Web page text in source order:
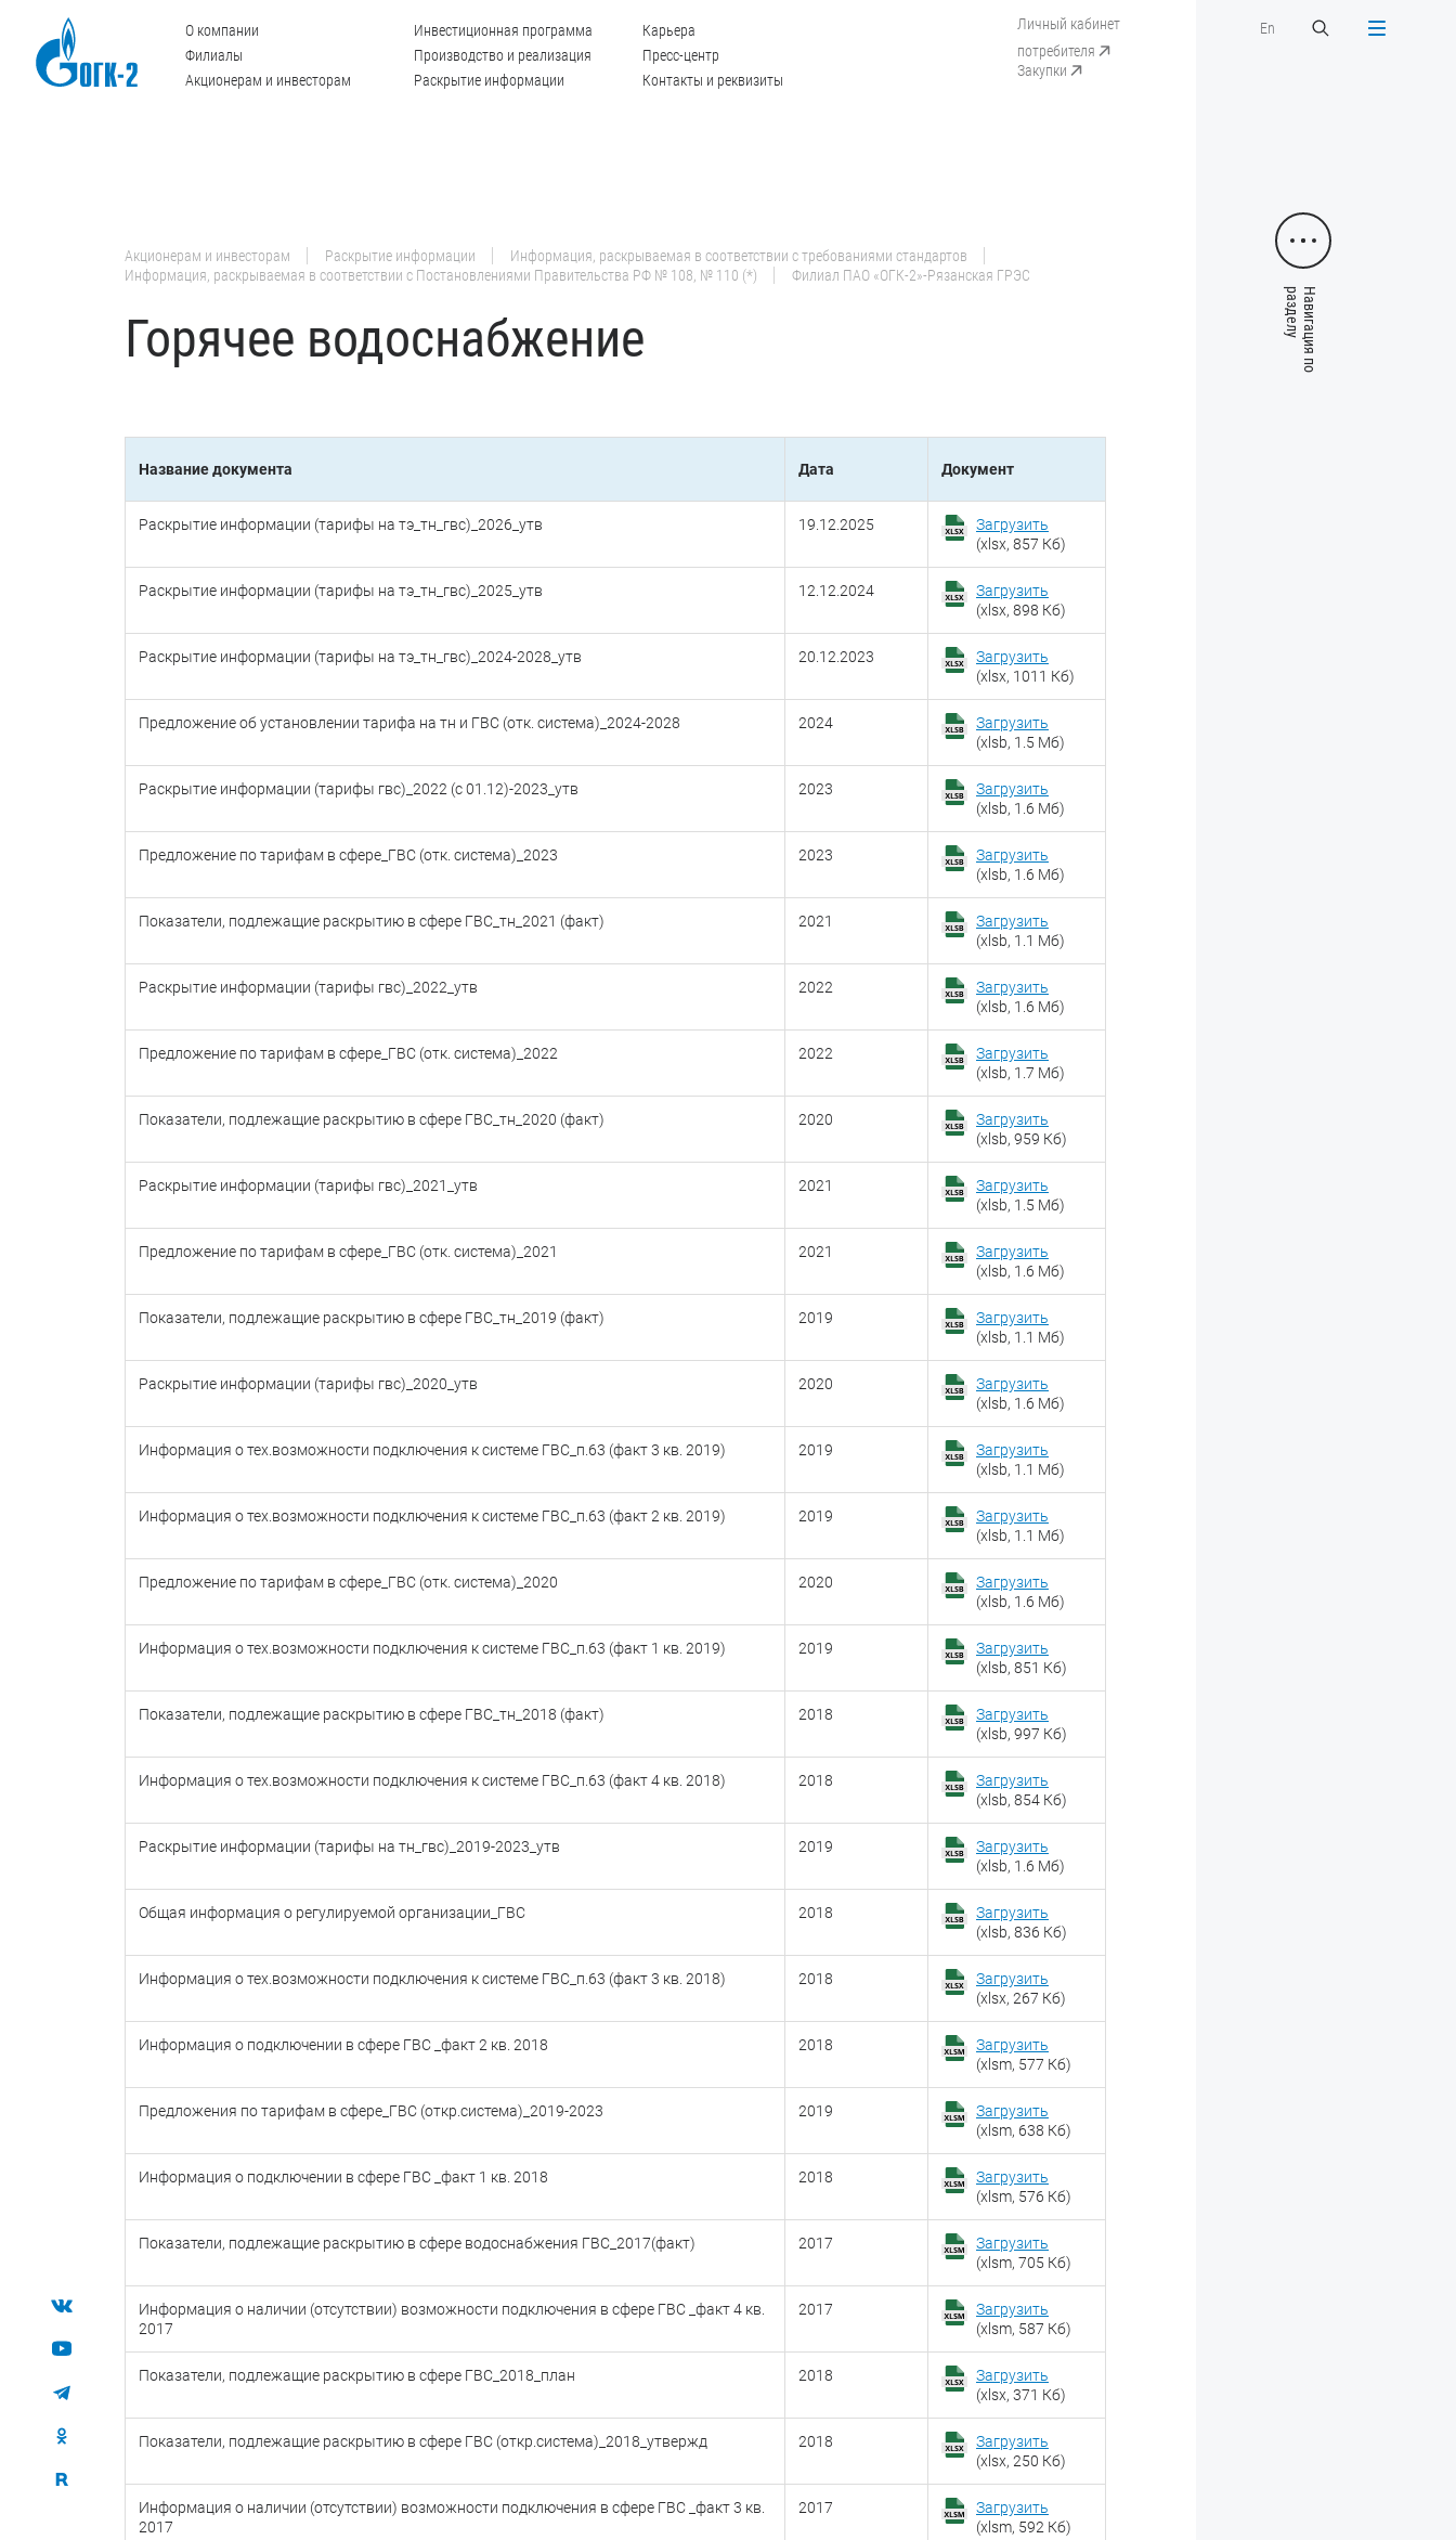
О компании
Филиалы
Акционерам и инвесторам
Инвестиционная программа
Производство и реализация
Раскрытие информации
Карьера
Пресс-центр
Контакты и реквизиты
Личный кабинет
потребителя
Закупки
En
Акционерам и инвесторам Раскрытие информации
Информация, раскрываемая в соответствии с требованиями стандартов
Информация, раскрываемая в соответствии с Постановлениями Правительства РФ № 108, № 110 (*)
Филиал ПАО «ОГК-2»-Рязанская ГРЭС
Горячее водоснабжение
Название документа Дата Документ
Раскрытие информации (тарифы на тэ_тн_гвс)_2026_утв 19.12.2025
Загрузить
(xlsx, 857 Кб)
Раскрытие информации (тарифы на тэ_тн_гвс)_2025_утв 12.12.2024
Загрузить
(xlsx, 898 Кб)
Раскрытие информации (тарифы на тэ_тн_гвс)_2024-2028_утв 20.12.2023
Загрузить
(xlsx, 1011 Кб)
Предложение об установлении тарифа на тн и ГВС (отк. система)_2024-2028 2024
Загрузить
(xlsb, 1.5 Мб)
Раскрытие информации (тарифы гвс)_2022 (с 01.12)-2023_утв 2023
Загрузить
(xlsb, 1.6 Мб)
Предложение по тарифам в сфере_ГВС (отк. система)_2023 2023
Загрузить
(xlsb, 1.6 Мб)
Показатели, подлежащие раскрытию в сфере ГВС_тн_2021 (факт) 2021
Загрузить
(xlsb, 1.1 Мб)
Раскрытие информации (тарифы гвс)_2022_утв 2022
Загрузить
(xlsb, 1.6 Мб)
Предложение по тарифам в сфере_ГВС (отк. система)_2022 2022
Загрузить
(xlsb, 1.7 Мб)
Показатели, подлежащие раскрытию в сфере ГВС_тн_2020 (факт) 2020
Загрузить
(xlsb, 959 Кб)
Раскрытие информации (тарифы гвс)_2021_утв 2021
Загрузить
(xlsb, 1.5 Мб)
Предложение по тарифам в сфере_ГВС (отк. система)_2021 2021
Загрузить
(xlsb, 1.6 Мб)
Показатели, подлежащие раскрытию в сфере ГВС_тн_2019 (факт) 2019
Загрузить
(xlsb, 1.1 Мб)
Раскрытие информации (тарифы гвс)_2020_утв 2020
Загрузить
(xlsb, 1.6 Мб)
Информация о тех.возможности подключения к системе ГВС_п.63 (факт 3 кв. 2019) 2019
Загрузить
(xlsb, 1.1 Мб)
Информация о тех.возможности подключения к системе ГВС_п.63 (факт 2 кв. 2019) 2019
Загрузить
(xlsb, 1.1 Мб)
Предложение по тарифам в сфере_ГВС (отк. система)_2020 2020
Загрузить
(xlsb, 1.6 Мб)
Информация о тех.возможности подключения к системе ГВС_п.63 (факт 1 кв. 2019) 2019
Загрузить
(xlsb, 851 Кб)
Показатели, подлежащие раскрытию в сфере ГВС_тн_2018 (факт) 2018
Загрузить
(xlsb, 997 Кб)
Информация о тех.возможности подключения к системе ГВС_п.63 (факт 4 кв. 2018) 2018
Загрузить
(xlsb, 854 Кб)
Раскрытие информации (тарифы на тн_гвс)_2019-2023_утв 2019
Загрузить
(xlsb, 1.6 Мб)
Общая информация о регулируемой организации_ГВС 2018
Загрузить
(xlsb, 836 Кб)
Информация о тех.возможности подключения к системе ГВС_п.63 (факт 3 кв. 2018) 2018
Загрузить
(xlsx, 267 Кб)
Информация о подключении в сфере ГВС _факт 2 кв. 2018 2018
Загрузить
(xlsm, 577 Кб)
Предложения по тарифам в сфере_ГВС (откр.система)_2019-2023 2019
Загрузить
(xlsm, 638 Кб)
Информация о подключении в сфере ГВС _факт 1 кв. 2018 2018
Загрузить
(xlsm, 576 Кб)
Показатели, подлежащие раскрытию в сфере водоснабжения ГВС_2017(факт) 2017
Загрузить
(xlsm, 705 Кб)
Информация о наличии (отсутствии) возможности подключения в сфере ГВС _факт 4 кв.
2017
2017
Загрузить
(xlsm, 587 Кб)
Показатели, подлежащие раскрытию в сфере ГВС_2018_план 2018
Загрузить
(xlsx, 371 Кб)
Показатели, подлежащие раскрытию в сфере ГВС (откр.система)_2018_утвержд 2018
Загрузить
(xlsx, 250 Кб)
Информация о наличии (отсутствии) возможности подключения в сфере ГВС _факт 3 кв.
2017
2017
Загрузить
(xlsm, 592 Кб)